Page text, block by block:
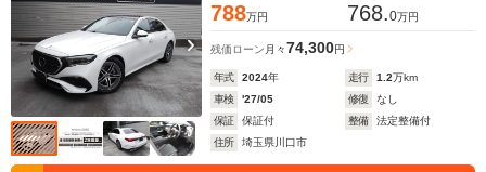
788万円 768.0万円
残価ローン 月々74,300円
年式 2024年 走行 1.2万km
車検
'27/05 修復
なし
保証
保証付 整備
法定整備付
住所
埼玉県川口市